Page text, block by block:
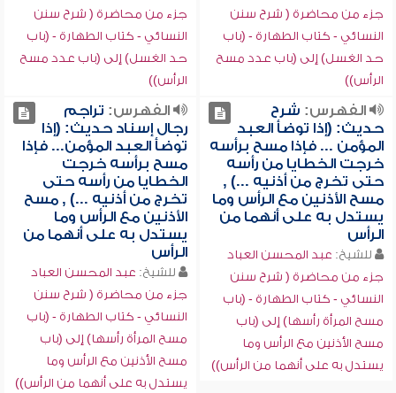
جزء من محاضرة ( شرح سنن
النسائي - كتاب الطهارة - (باب
حد الغسل) إلى (باب عدد مسح
الرأس))
جزء من محاضرة ( شرح سنن
النسائي - كتاب الطهارة - (باب
حد الغسل) إلى (باب عدد مسح
الرأس))
الفهرس: شرح
حديث: (إذا توضأ العبد
المؤمن ... فإذا مسح برأسه
خرجت الخطايا من رأسه
حتى تخرج من أذنيه ...) ,
مسح الأذنين مع الرأس وما
يستدل به على أنهما من
الرأس
للشيخ: عبد المحسن العباد
جزء من محاضرة ( شرح سنن
النسائي - كتاب الطهارة - (باب
مسح المرأة رأسها) إلى (باب
مسح الأذنين مع الرأس وما
يستدل به على أنهما من الرأس))
الفهرس: تراجم
رجال إسناد حديث: (إذا
توضأ العبد المؤمن... فإذا
مسح برأسه خرجت
الخطايا من رأسه حتى
تخرج من أذنيه ...) , مسح
الأذنين مع الرأس وما
يستدل به على أنهما من
الرأس
للشيخ: عبد المحسن العباد
جزء من محاضرة ( شرح سنن
النسائي - كتاب الطهارة - (باب
مسح المرأة رأسها) إلى (باب
مسح الأذنين مع الرأس وما
يستدل به على أنهما من الرأس))